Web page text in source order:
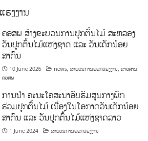
ງງານ
ຄອສພ ສ້າງຂະບວນການປູກຕົ້ນໄມ້ ສະຫລອງ
ວັນປູກຕົ້ນໄມ້ແຫ່ງຊາດ ແລະ ວັນເດັກນ້ອຍ
ສາກົນ
10 June 2026 news ,ຂະບວນການອອກແຮງງານ ,ຂ່າວສານ
ຄອສພ
ການນໍາ ຄະນະໂຄສະນາອົບຮົມສູນກາງພັກ
ຮ່ວມປູກຕົ້ນໄມ້ ເນື່ອງໃນໂອກາດວັນເດັກນ້ອຍ
ສາກົນ ແລະ ວັນປູກຕົ້ນໄມ້ແຫ່ງຊາດລາວ
1 June 2024 ຂະບວນການອອກແຮງງານ